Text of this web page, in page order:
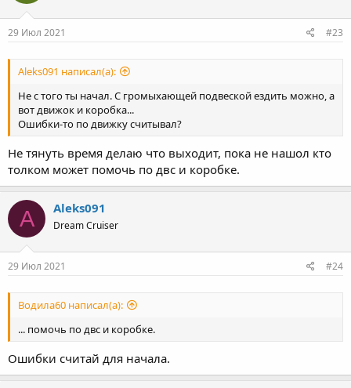
29 Июл 2021 #23
Aleks091 написал(а):
Не с того ты начал. С громыхающей подвеской ездить можно, а
вот движок и коробка...
Ошибки-то по движку считывал?
Не тянуть время делаю что выходит, пока не нашол кто
толком может помочь по двс и коробке.
A Aleks091
Dream Cruiser
29 Июл 2021 #24
Водила60 написал(а):
... помочь по двс и коробке.
Ошибки считай для начала.